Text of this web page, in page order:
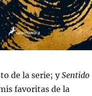
de la serie; ySentido
favoritas de la